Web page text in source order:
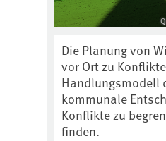
Die Planung von
vor Ort zu
Handlungsmodell
kommunale
Konflikte zu
finden.